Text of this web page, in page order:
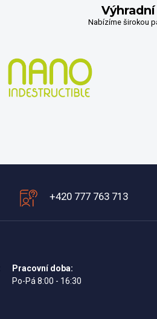
Nabízíme širokou
+420 777 763 713
Pracovní doba:
Po-Pá 8:00 - 16:30